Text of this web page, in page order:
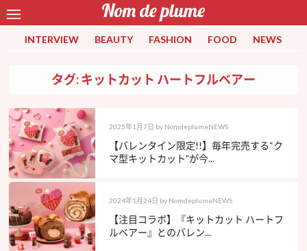
INTERVIEW BEAUTY FASHION FOOD NEWS
タグ: キットカット ハートフルベアー
2025年1月7日 by NomdeplumeNEWS
【バレンタイン限定!!】毎年完売する“ク
マ型キットカット”が今...
2024年1月24日 by NomdeplumeNEWS
【注目コラボ】『キットカット ハートフ
ルベアー』とのバレン...